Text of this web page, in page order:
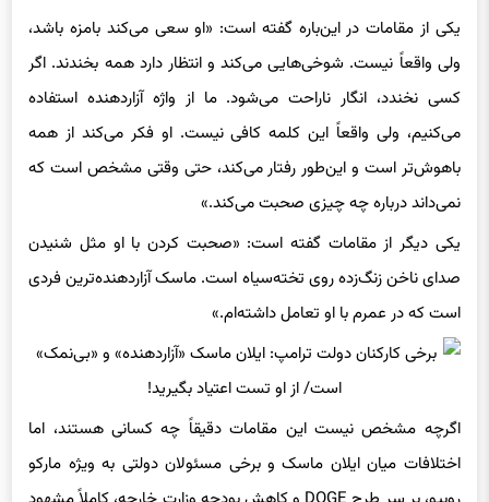
یکی از مقامات در این‌باره گفته است: «او سعی می‌کند بامزه باشد،
ولی واقعاً نیست. شوخی‌هایی می‌کند و انتظار دارد همه بخندند. اگر
کسی نخندد، انگار ناراحت می‌شود. ما از واژه آزاردهنده استفاده
می‌کنیم، ولی واقعاً این کلمه کافی نیست. او فکر می‌کند از همه
باهوش‌تر است و این‌طور رفتار می‌کند، حتی وقتی مشخص است که
نمی‌داند درباره چه چیزی صحبت می‌کند.»
یکی دیگر از مقامات گفته است: «صحبت کردن با او مثل شنیدن
صدای ناخن زنگ‌زده روی تخته‌سیاه است. ماسک آزاردهنده‌ترین فردی
است که در عمرم با او تعامل داشته‌ام.»
اگرچه مشخص نیست این مقامات دقیقاً چه کسانی هستند، اما
اختلافات میان ایلان ماسک و برخی مسئولان دولتی به ویژه مارکو